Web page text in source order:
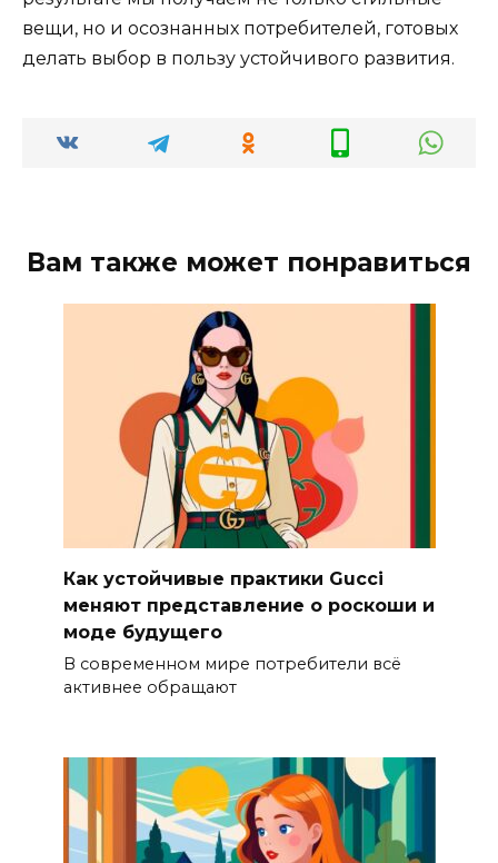
вещи, но и осознанных потребителей, готовых
делать выбор в пользу устойчивого развития.
Вам также может понравиться
Как устойчивые практики Gucci
меняют представление о роскоши и
моде будущего
В современном мире потребители всё
активнее обращают